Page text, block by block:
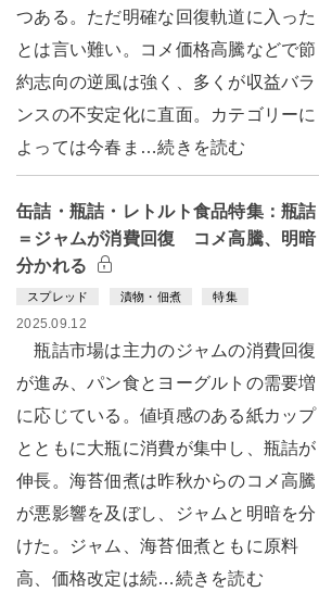
つある。ただ明確な回復軌道に入った
とは言い難い。コメ価格高騰などで節
約志向の逆風は強く、多くが収益バラ
ンスの不安定化に直面。カテゴリーに
よっては今春ま…続きを読む
缶詰・瓶詰・レトルト食品特集：瓶詰
＝ジャムが消費回復 コメ高騰、明暗
分かれる
スプレッド 漬物・佃煮 特集
2025.09.12
瓶詰市場は主力のジャムの消費回復
が進み、パン食とヨーグルトの需要増
に応じている。値頃感のある紙カップ
とともに大瓶に消費が集中し、瓶詰が
伸長。海苔佃煮は昨秋からのコメ高騰
が悪影響を及ぼし、ジャムと明暗を分
けた。ジャム、海苔佃煮ともに原料
高、価格改定は続…続きを読む